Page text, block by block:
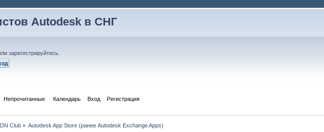
Autodesk в СНГ
зарегистрируйтесь
Непрочитанные Календарь Вход Регистрация
Club » Autodesk App Store (ранее Autodesk Exchange Apps)